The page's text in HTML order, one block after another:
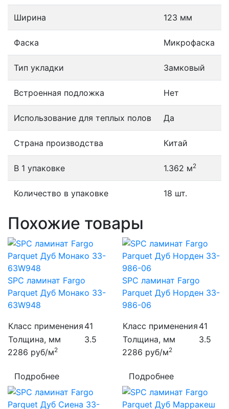
Ширина 123 мм
Фаска Микрофаска
Тип укладки Замковый
Встроенная подложка Нет
Использование для теплых полов Да
Страна производства Китай
В 1 упаковке 1.362 м2
Количество в упаковке 18 шт.
Похожие товары
SPC ламинат Fargo
Parquet Дуб Монако 33-
63W948
Класс применения 41
Толщина, мм
3.5
2286 руб/м2
Подробнее
SPC ламинат Fargo
Parquet Дуб Норден 33-
986-06
Класс применения 41
Толщина, мм
3.5
2286 руб/м2
Подробнее